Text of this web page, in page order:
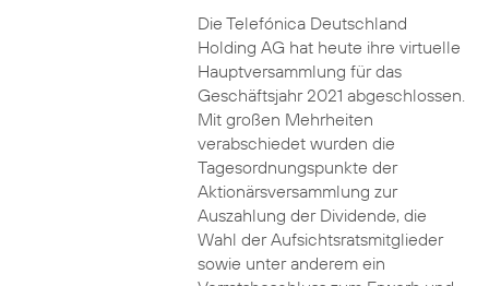
Die Telefónica Deutschland
Holding AG hat heute ihre virtuelle
Hauptversammlung für das
Geschäftsjahr 2021 abgeschlossen.
Mit großen Mehrheiten
verabschiedet wurden die
Tagesordnungspunkte der
Aktionärsversammlung zur
Auszahlung der Dividende, die
Wahl der Aufsichtsratsmitglieder
sowie unter anderem ein